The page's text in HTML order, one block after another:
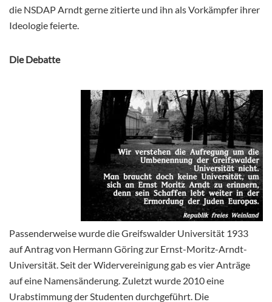
die NSDAP Arndt gerne zitierte und ihn als Vorkämpfer ihrer
Ideologie feierte.
Die Debatte
Passenderweise wurde die Greifswalder Universität 1933
auf Antrag von Hermann Göring zur Ernst-Moritz-Arndt-
Universität. Seit der Widervereinigung gab es vier Anträge
auf eine Namensänderung. Zuletzt wurde 2010 eine
Urabstimmung der Studenten durchgeführt. Die